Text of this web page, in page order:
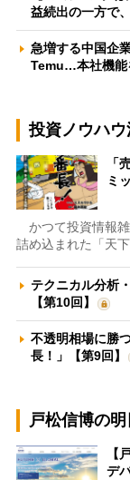
益続出の一方で
急増する中国企
Temu…本社機
投資ノウハウ
「
ミ
かつて投資情報
詰め込まれた「天
テクニカル分析
【第10回】
不透明相場に勝
長！」【第9回】
戸松信博の
【
デ